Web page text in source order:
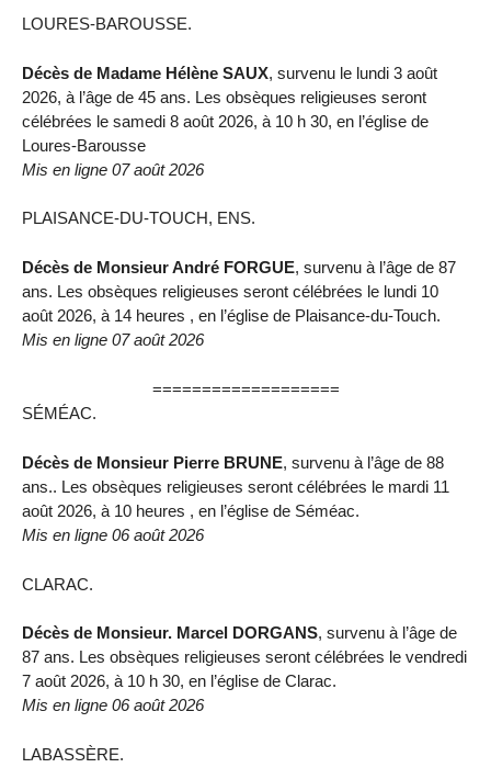
LOURES-BAROUSSE.
Décès de Madame Hélène SAUX, survenu le lundi 3 août
2026, à l’âge de 45 ans. Les obsèques religieuses seront
célébrées le samedi 8 août 2026, à 10 h 30, en l’église de
Loures-Barousse
Mis en ligne 07 août 2026
PLAISANCE-DU-TOUCH, ENS.
Décès de Monsieur André FORGUE, survenu à l’âge de 87
ans. Les obsèques religieuses seront célébrées le lundi 10
août 2026, à 14 heures , en l’église de Plaisance-du-Touch.
Mis en ligne 07 août 2026
===================
SÉMÉAC.
Décès de Monsieur Pierre BRUNE, survenu à l’âge de 88
ans.. Les obsèques religieuses seront célébrées le mardi 11
août 2026, à 10 heures , en l’église de Séméac.
Mis en ligne 06 août 2026
CLARAC.
Décès de Monsieur. Marcel DORGANS, survenu à l’âge de
87 ans. Les obsèques religieuses seront célébrées le vendredi
7 août 2026, à 10 h 30, en l’église de Clarac.
Mis en ligne 06 août 2026
LABASSÈRE.